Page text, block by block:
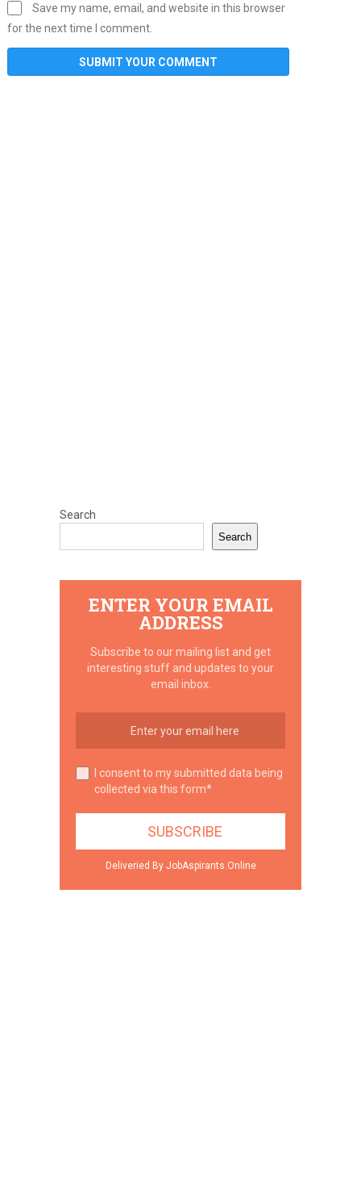
Save my name, email, and website in this browser
for the next time I comment.
Search
Search
ENTER YOUR EMAIL
ADDRESS
Subscribe to our mailing list and get
interesting stuff and updates to your
email inbox.
I consent to my submitted data being
collected via this form*
Deliveried By JobAspirants.Online